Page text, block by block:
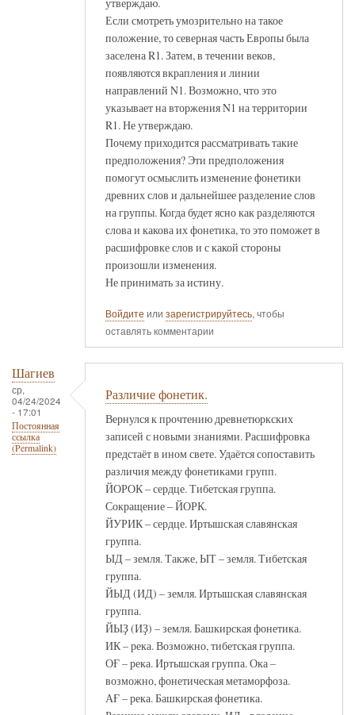
Если смотреть умозрительно на такое
положение, то северная часть Европы была
заселена R1. Затем, в течении веков,
появляются вкрапления и линии
направлений N1. Возможно, что это
указывает на вторжения N1 на территории
R1. Не утверждаю.
Почему приходится рассматривать такие
предположения? Эти предположения
помогут осмыслить изменение фонетики
древних слов и дальнейшее разделение слов
на группы. Когда будет ясно как разделяются
слова и какова их фонетика, то это поможет в
расшифровке слов и с какой стороны
произошли изменения.
Не принимать за истину.
Войдите или зарегистрируйтесь, чтобы
оставлять комментарии
Шагиев
ср,
04/24/2024
- 17:01
Постоянная
ссылка
(Permalink)
Различие фонетик.
Вернулся к прочтению древнетюркских
записей с новыми знаниями. Расшифровка
предстаёт в ином свете. Удаётся сопоставить
различия между фонетиками групп.
ЙОРОК – сердце. Тибетская группа.
Сокращение – ЙОРК.
ЙУРИК – сердце. Иртышская славянская
группа.
ЫД – земля. Также, ЫТ – земля. Тибетская
группа.
ЙЫД (ИД) – земля. Иртышская славянская
группа.
ЙЫҘ (ИҘ) – земля. Башкирская фонетика.
ИК – река. Возможно, тибетская группа.
ОҒ – река. Иртышская группа. Ока –
возможно, фонетическая метаморфоза.
АҒ – река. Башкирская фонетика.